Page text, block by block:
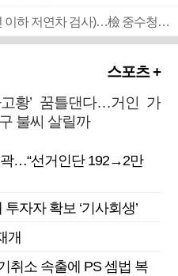
■ 검사 신분 버리고 직급하향(10년 이하 저연차 검사)…檢 중수청행 기피
스포츠 +
고황’ 꿈틀댄다…거인 가
불씨 살릴까
…“선거인단 192→2만
자자 확보 ‘기사회생’
개
취소 속출에 PS 셈법 복